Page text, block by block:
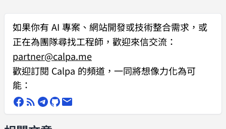
}
ReactDOM.render
name="Calpa" /> ,
document
如果你有 AI 專案、網站開發或技術整合需求 ，或
正在為團隊尋找工程師，歡迎來信交流：
partner@calpa.me
歡迎訂閱 Calpa 的頻道，一同將想像力化為可
能：